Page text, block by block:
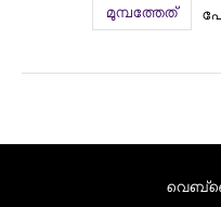
മുമ്പത്തേത്